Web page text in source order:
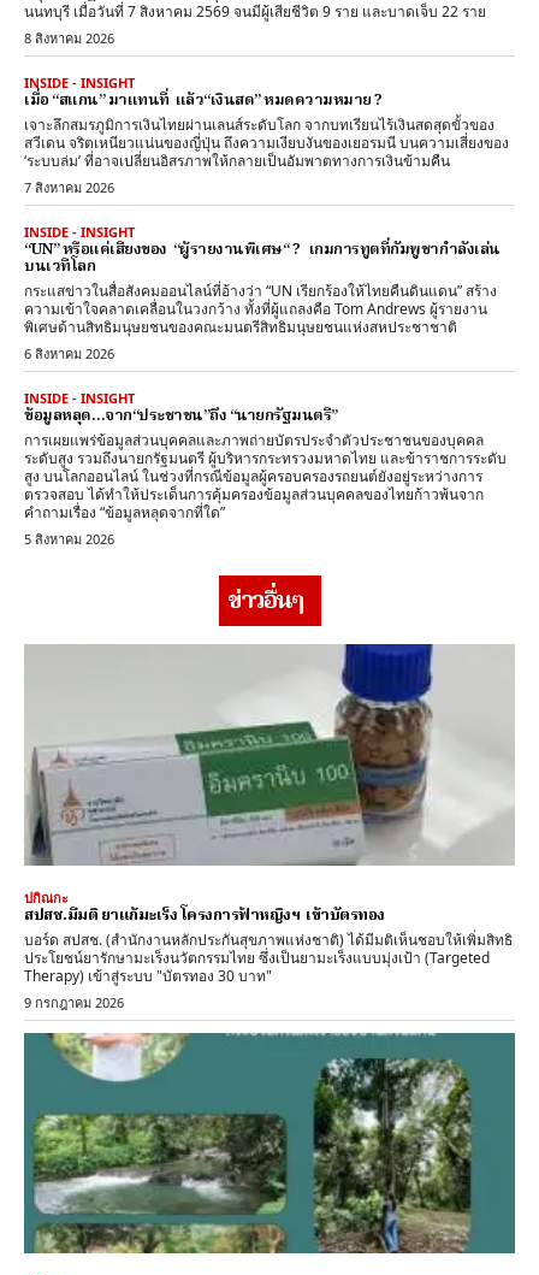
นนทบุรี เมื่อวันที่ 7 สิงหาคม 2569 จนมีผู้เสียชีวิต 9 ราย และบาดเจ็บ 22 ราย
8 สิงหาคม 2026
INSIDE - INSIGHT
เมื่อ “สแกน” มาแทนที่ แล้ว“เงินสด” หมดความหมาย ?
เจาะลึกสมรภูมิการเงินไทยผ่านเลนส์ระดับโลก จากบทเรียนไร้เงินสดสุดขั้วของ
สวีเดน จริตเหนียวแน่นของญี่ปุ่น ถึงความเงียบงันของเยอรมนี บนความเสี่ยงของ
‘ระบบล่ม’ ที่อาจเปลี่ยนอิสรภาพให้กลายเป็นอัมพาตทางการเงินข้ามคืน
7 สิงหาคม 2026
INSIDE - INSIGHT
“UN” หรือแค่เสียงของ “ผู้รายงานพิเศษ“ ? เกมการทูตที่กัมพูชากำลังเล่น
บนเวทีโลก
กระแสข่าวในสื่อสังคมออนไลน์ที่อ้างว่า “UN เรียกร้องให้ไทยคืนดินแดน” สร้าง
ความเข้าใจคลาดเคลื่อนในวงกว้าง ทั้งที่ผู้แถลงคือ Tom Andrews ผู้รายงาน
พิเศษด้านสิทธิมนุษยชนของคณะมนตรีสิทธิมนุษยชนแห่งสหประชาชาติ
6 สิงหาคม 2026
INSIDE - INSIGHT
ข้อมูลหลุด…จาก“ประชาชน”ถึง “นายกรัฐมนตรี”
การเผยแพร่ข้อมูลส่วนบุคคลและภาพถ่ายบัตรประจำตัวประชาชนของบุคคล
ระดับสูง รวมถึงนายกรัฐมนตรี ผู้บริหารกระทรวงมหาดไทย และข้าราชการระดับ
สูง บนโลกออนไลน์ ในช่วงที่กรณีข้อมูลผู้ครอบครองรถยนต์ยังอยู่ระหว่างการ
ตรวจสอบ ได้ทำให้ประเด็นการคุ้มครองข้อมูลส่วนบุคคลของไทยก้าวพ้นจาก
คำถามเรื่อง “ข้อมูลหลุดจากที่ใด”
5 สิงหาคม 2026
ข่าวอื่นๆ
ปกิณกะ
สปสช.มีมติ ยาแก้มะเร็ง โครงการฟ้าหญิงฯ เข้าบัตรทอง
บอร์ด สปสช. (สำนักงานหลักประกันสุขภาพแห่งชาติ) ได้มีมติเห็นชอบให้เพิ่มสิทธิ
ประโยชน์ยารักษามะเร็งนวัตกรรมไทย ซึ่งเป็นยามะเร็งแบบมุ่งเป้า (Targeted
Therapy) เข้าสู่ระบบ "บัตรทอง 30 บาท"
9 กรกฎาคม 2026